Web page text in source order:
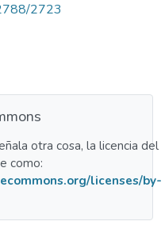
2723
otra cosa, la licencia del
como:
licenses/by-